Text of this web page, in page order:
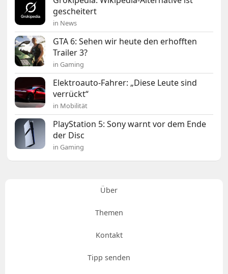
gescheitert
in News
GTA 6: Sehen wir heute den erhofften
Trailer 3?
in Gaming
Elektroauto-Fahrer: „Diese Leute sind
verrückt“
in Mobilität
PlayStation 5: Sony warnt vor dem Ende
der Disc
in Gaming
Über
Themen
Kontakt
Tipp senden